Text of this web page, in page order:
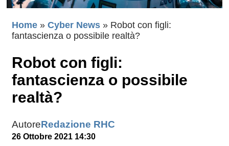
Home » Cyber News » Robot con figli:
fantascienza o possibile realtà?
Robot con figli:
fantascienza o possibile
realtà?
AutoreRedazione RHC
26 Ottobre 2021 14:30